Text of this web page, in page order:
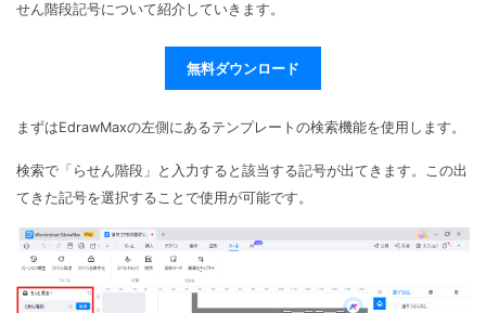
せん階段記号について紹介していきます。
無料ダウンロード
まずはEdrawMaxの左側にあるテンプレートの検索機能を使用します。
検索で「らせん階段」と入力すると該当する記号が出てきます。この出
てきた記号を選択することで使用が可能です。